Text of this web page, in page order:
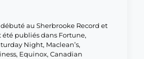
au Sherbrooke Record et
été publiés dans Fortune,
Night, Maclean’s,
Equinox, Canadian